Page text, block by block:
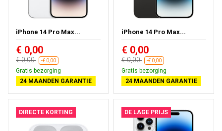
iPhone 14 Pro Max...
€ 0,00
€ 0,00 -€ 0,00
Gratis bezorging
24 MAANDEN GARANTIE
iPhone 14 Pro Max...
€ 0,00
€ 0,00 -€ 0,00
Gratis bezorging
24 MAANDEN GARANTIE
DIRECTE KORTING DE LAGE PRIJS